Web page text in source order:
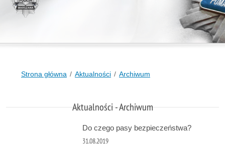
Strona główna Aktualności Archiwum
Aktualności - Archiwum
Do czego pasy bezpieczeństwa?
31.08.2019